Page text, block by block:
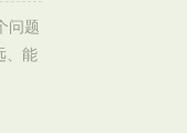
问题
、能